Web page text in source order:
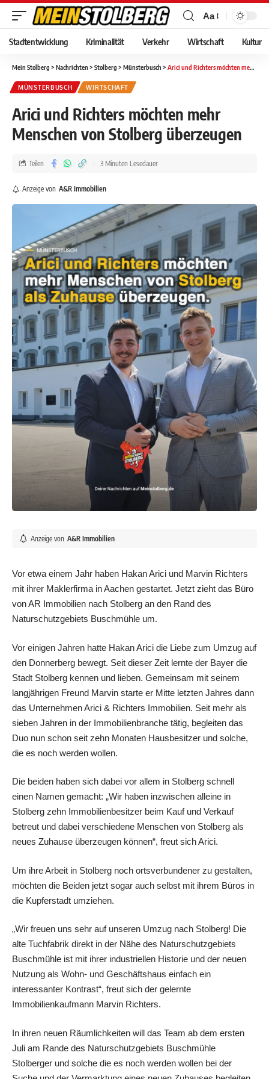
Aa
Stadtentwicklung Kriminalität Verkehr Wirtschaft Kultur
Mein Stolberg > Nachrichten > Stolberg > Münsterbusch > Arici und Richters möchten mehr Menschen von Stolberg überzeugen
MÜNSTERBUSCH WIRTSCHAFT
Arici und Richters möchten mehr
Menschen von Stolberg überzeugen
Anzeige von A&R Immobilien
Teilen 3 Minuten Lesedauer
Anzeige von A&R Immobilien
Vor etwa einem Jahr haben Hakan Arici und Marvin Richters
mit ihrer Maklerfirma in Aachen gestartet. Jetzt zieht das Büro
von AR Immobilien nach Stolberg an den Rand des
Naturschutzgebiets Buschmühle um.
Vor einigen Jahren hatte Hakan Arici die Liebe zum Umzug auf
den Donnerberg bewegt. Seit dieser Zeit lernte der Bayer die
Stadt Stolberg kennen und lieben. Gemeinsam mit seinem
langjährigen Freund Marvin starte er Mitte letzten Jahres dann
das Unternehmen Arici & Richters Immobilien. Seit mehr als
sieben Jahren in der Immobilienbranche tätig, begleiten das
Duo nun schon seit zehn Monaten Hausbesitzer und solche,
die es noch werden wollen.
Die beiden haben sich dabei vor allem in Stolberg schnell
einen Namen gemacht: „Wir haben inzwischen alleine in
Stolberg zehn Immobilienbesitzer beim Kauf und Verkauf
betreut und dabei verschiedene Menschen von Stolberg als
neues Zuhause überzeugen können“, freut sich Arici.
Um ihre Arbeit in Stolberg noch ortsverbundener zu gestalten,
möchten die Beiden jetzt sogar auch selbst mit ihrem Büros in
die Kupferstadt umziehen.
„Wir freuen uns sehr auf unseren Umzug nach Stolberg! Die
alte Tuchfabrik direkt in der Nähe des Naturschutzgebiets
Buschmühle ist mit ihrer industriellen Historie und der neuen
Nutzung als Wohn- und Geschäftshaus einfach ein
interessanter Kontrast“, freut sich der gelernte
Immobilienkaufmann Marvin Richters.
In ihren neuen Räumlichkeiten will das Team ab dem ersten
Juli am Rande des Naturschutzgebiets Buschmühle
Stolberger und solche die es noch werden wollen bei der